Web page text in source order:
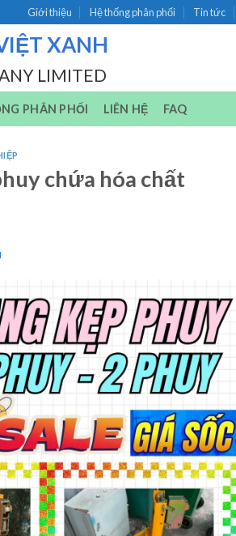
Giới thiệu Hệ thống phân phối Tin tức
XANH
LIMITED
PHÂN PHỐI LIÊN HỆ FAQ
chứa hóa chất